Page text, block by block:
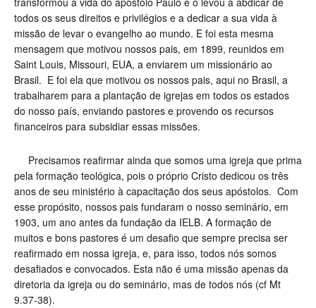
todos os seus direitos e privilégios e a dedicar a sua vida à
missão de levar o evangelho ao mundo. E foi esta mesma
mensagem que motivou nossos pais, em 1899, reunidos em
Saint Louis, Missouri, EUA, a enviarem um missionário ao
Brasil. E foi ela que motivou os nossos pais, aqui no Brasil, a
trabalharem para a plantação de igrejas em todos os estados
do nosso país, enviando pastores e provendo os recursos
financeiros para subsidiar essas missões.
Precisamos reafirmar ainda que somos uma igreja que prima
pela formação teológica, pois o próprio Cristo dedicou os três
anos de seu ministério à capacitação dos seus apóstolos. Com
esse propósito, nossos pais fundaram o nosso seminário, em
1903, um ano antes da fundação da IELB. A formação de
muitos e bons pastores é um desafio que sempre precisa ser
reafirmado em nossa igreja, e, para isso, todos nós somos
desafiados e convocados. Esta não é uma missão apenas da
diretoria da igreja ou do seminário, mas de todos nós (cf Mt
9.37-38).